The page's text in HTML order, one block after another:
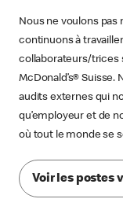
Nous ne voulons pas
continuons à
collaborateurs/trices
McDonald’s®
audits externes qui
qu’employeur et de
où tout le monde se
Voir les postes